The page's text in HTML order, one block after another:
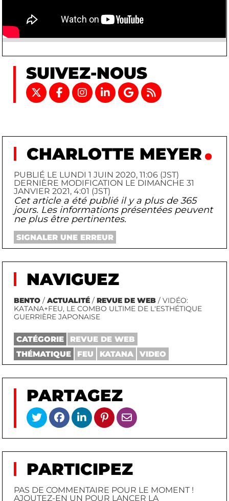
SUIVEZ-NOUS
CHARLOTTE MEYER
PUBLIÉ LE LUNDI 1 JUIN 2020, 11:06 (JST)
DERNIÈRE MODIFICATION LE DIMANCHE 31
JANVIER 2021, 4:01 (JST)
Cet article a été publié il y a plus de 365
jours. Les informations présentées peuvent
ne plus être pertinentes.
SIGNALER UNE ERREUR
NAVIGUEZ
BENTO /ACTUALITÉ /REVUE DE WEB / VIDÉO:
KATANA+FEU, LE COMBO ULTIME DE L'ESTHÉTIQUE
GUERRIÈRE JAPONAISE
CATÉGORIE
REVUE DE WEB
THÉMATIQUE
FEU KATANA VIDEO
PARTAGEZ
PARTICIPEZ
PAS DE COMMENTAIRE POUR LE MOMENT !
AJOUTEZ-EN UN POUR LANCER LA